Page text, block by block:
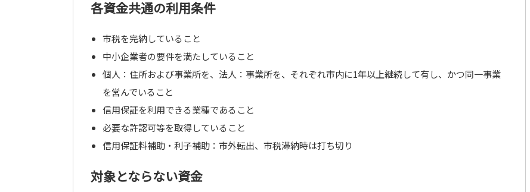
各資金共通の利用条件
市税を完納していること
中小企業者の要件を満たしていること
個人：住所および事業所を、法人：事業所を、それぞれ市内に1年以上継続して有し、かつ同一事業
を営んでいること
信用保証を利用できる業種であること
必要な許認可等を取得していること
信用保証料補助・利子補助：市外転出、市税滞納時は打ち切り
対象とならない資金